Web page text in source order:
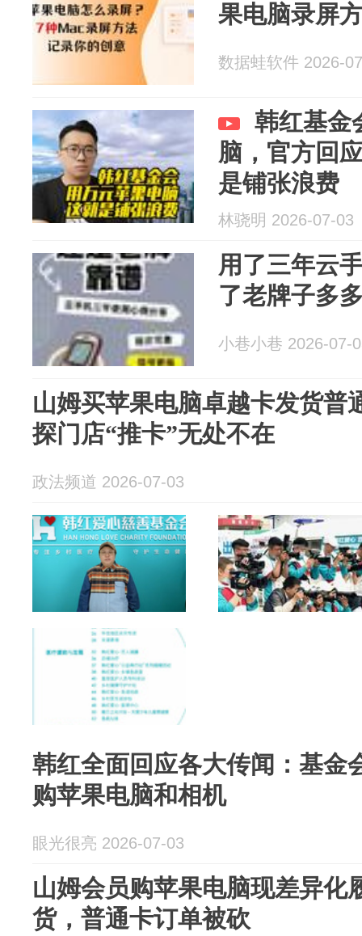
果电脑录屏
数据蛙软件 2026-
韩红基金
脑，官方回
是铺张浪费
林骁明 2026-07-03
用了三年云
了老牌子多
小巷小巷 2026-07-
山姆买苹果电脑卓越卡发货普
探门店“推卡”无处不在
政法频道 2026-07-03
韩红全面回应各大传闻：基金
购苹果电脑和相机
眼光很亮 2026-07-03
山姆会员购苹果电脑现差异化
货，普通卡订单被砍